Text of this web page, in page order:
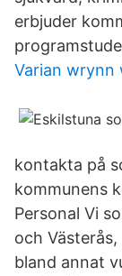
erbjuder
Varian wrynn
kontakta på
kommunens
Personal Vi
och
bland annat